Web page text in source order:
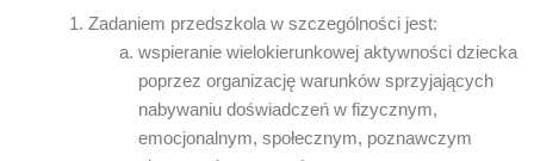
Zadaniem przedszkola w szczególności jest:
wspieranie wielokierunkowej aktywności dziecka
poprzez organizację warunków sprzyjających
nabywaniu doświadczeń w fizycznym,
emocjonalnym, społecznym, poznawczym